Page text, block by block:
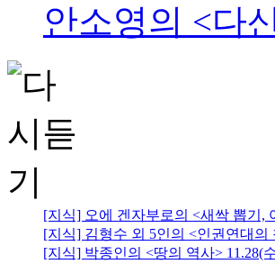
안소영의 <다
[지식] 오에 겐자부로의 <새싹 뽑기,
[지식] 김형수 외 5인의 <인권연대의
[지식] 박종인의 <땅의 역사> 11.28(